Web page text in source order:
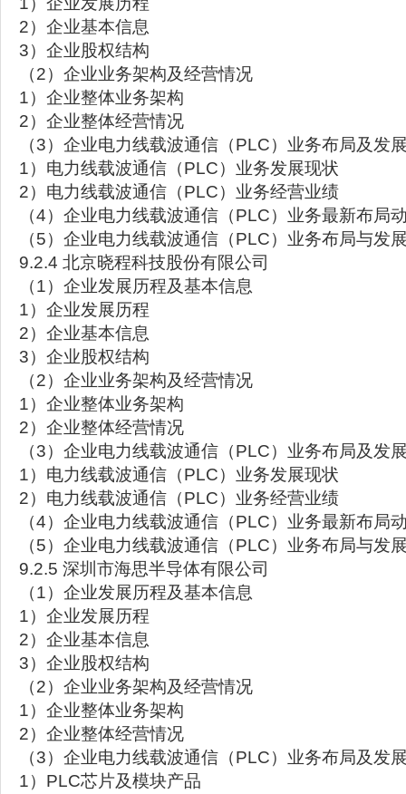
2）企业基本信息
3）企业股权结构
（2）企业业务架构及经营情况
1）企业整体业务架构
2）企业整体经营情况
（3）企业电力线载波通信（PLC）业务布局及发
1）电力线载波通信（PLC）业务发展现状
2）电力线载波通信（PLC）业务经营业绩
（4）企业电力线载波通信（PLC）业务最新布局
（5）企业电力线载波通信（PLC）业务布局与发
9.2.4 北京晓程科技股份有限公司
（1）企业发展历程及基本信息
1）企业发展历程
2）企业基本信息
3）企业股权结构
（2）企业业务架构及经营情况
1）企业整体业务架构
2）企业整体经营情况
（3）企业电力线载波通信（PLC）业务布局及发
1）电力线载波通信（PLC）业务发展现状
2）电力线载波通信（PLC）业务经营业绩
（4）企业电力线载波通信（PLC）业务最新布局
（5）企业电力线载波通信（PLC）业务布局与发
9.2.5 深圳市海思半导体有限公司
（1）企业发展历程及基本信息
1）企业发展历程
2）企业基本信息
3）企业股权结构
（2）企业业务架构及经营情况
1）企业整体业务架构
2）企业整体经营情况
（3）企业电力线载波通信（PLC）业务布局及发
1）PLC芯片及模块产品